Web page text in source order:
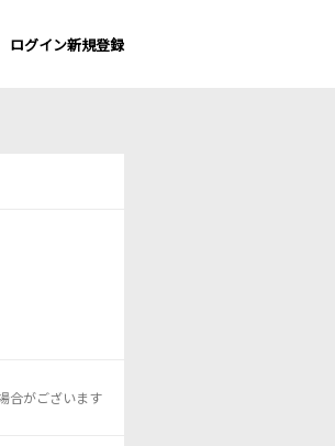
ログイン新規登録
合がございます